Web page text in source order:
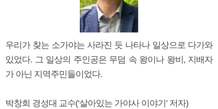
우리가 찾는 소가야는 사라진 듯 나타나 일상으로 다가와
있었다. 그 일상의 주인공은 무덤 속 왕이나 왕비, 지배자
가 아닌 지역주민들이었다.
박창희 경성대 교수(‘살아있는 가야사 이야기’ 저자)